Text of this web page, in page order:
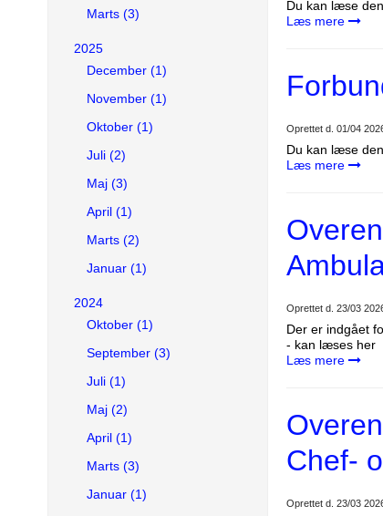
Marts (3)
2025
December (1)
November (1)
Oktober (1)
Juli (2)
Maj (3)
April (1)
Marts (2)
Januar (1)
2024
Oktober (1)
September (3)
Juli (1)
Maj (2)
April (1)
Marts (3)
Januar (1)
Du kan læse
Læs mere
Oprettet d.01/04
Du kan læse
Læs mere
Oprettet d.23/03
Der er indgået
- kan læses her
Læs mere
Chef-
Oprettet d.23/03